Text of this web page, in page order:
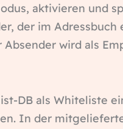
aktivieren und
der im Adressbuch
wird als
DB als Whiteliste
In der